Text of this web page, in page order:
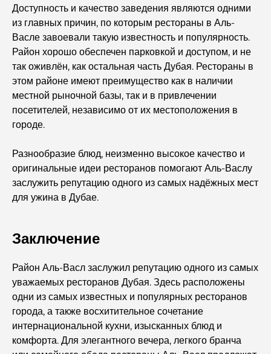
Malls in Abu Dhabi: Your Guide to the City’s Best
Shopping Spots
Лучшие пляжи Абу-Даби для идеального отдыха.
Лучшие острова Абу-Даби, которые вы обязательно
должны посетить
Рынок недвижимости Дубая и Абу-Даби: сравнение
рынков элитной недвижимости
современного вождения
Изучение самых дорогих часовых брендов по всему
миру.
Самые дорогие районы Дубая для роскошного
проживания
Доступность и качество заведения являются одними
из главных причин, по которым рестораны в Аль-
Васле завоевали такую ​​известность и популярность.
Район хорошо обеспечен парковкой и доступом, и не
так оживлён, как остальная часть Дубая. Рестораны в
этом районе имеют преимущество как в наличии
местной рыночной базы, так и в привлечении
посетителей, независимо от их местоположения в
городе.
Разнообразие блюд, неизменно высокое качество и
оригинальные идеи ресторанов помогают Аль-Васлу
заслужить репутацию одного из самых надёжных мест
для ужина в Дубае.
Заключение
Район Аль-Васл заслужил репутацию одного из самых
уважаемых ресторанов Дубая. Здесь расположены
одни из самых известных и популярных ресторанов
города, а также восхитительное сочетание
интернациональной кухни, изысканных блюд и
комфорта. Для элегантного вечера, легкого бранча